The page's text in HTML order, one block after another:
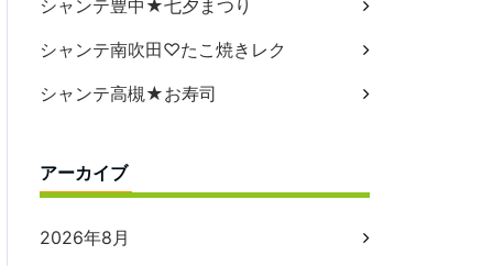
シャンテ豊中★七夕まつり
シャンテ南吹田♡たこ焼きレク
シャンテ高槻★お寿司
アーカイブ
2026年8月